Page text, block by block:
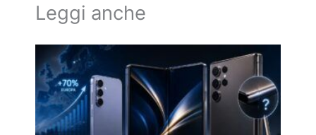
Leggi anche